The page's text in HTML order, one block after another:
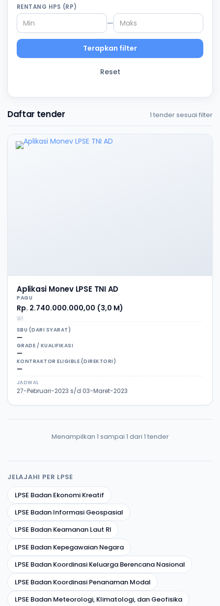
RENTANG HPS (RP)
—
Terapkan filter
Reset
Daftar tender 1 tender sesuai filter
Aplikasi Monev LPSE TNI AD
PAGU
Rp. 2.740.000.000,00 (3,0 M)
SBU (DARI SYARAT)
—
GRADE / KUALIFIKASI
—
KONTRAKTOR ELIGIBLE (DIREKTORI)
—
JADWAL
27-Pebruari-2023 s/d 03-Maret-2023
Menampilkan 1 sampai 1 dari 1 tender
JELAJAHI PER LPSE
LPSE Badan Ekonomi Kreatif
LPSE Badan Informasi Geospasial
LPSE Badan Keamanan Laut RI
LPSE Badan Kepegawaian Negara
LPSE Badan Koordinasi Keluarga Berencana Nasional
LPSE Badan Koordinasi Penanaman Modal
LPSE Badan Meteorologi, Klimatologi, dan Geofisika